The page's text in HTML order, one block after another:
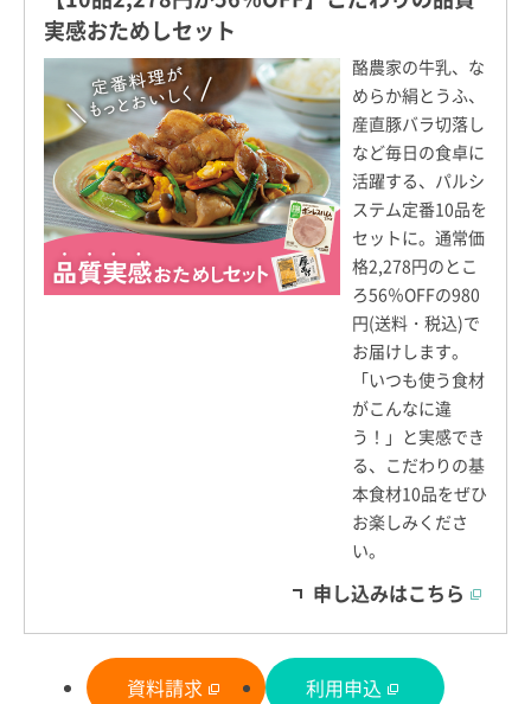
実感おためしセット
酪農家の牛乳、な
めらか絹とうふ、
産直豚バラ切落し
など毎日の食卓に
活躍する、パルシ
ステム定番10品を
セットに。通常価
格2,278円のとこ
ろ56％OFFの980
円(送料・税込)で
お届けします。
「いつも使う食材
がこんなに違
う！」と実感でき
る、こだわりの基
本食材10品をぜひ
お楽しみくださ
い。
申し込みはこちら
資料請求 利用申込